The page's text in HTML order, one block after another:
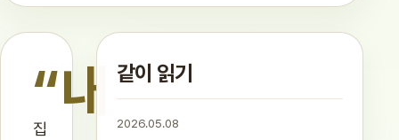
“내
집
같이 읽기
2026.05.08